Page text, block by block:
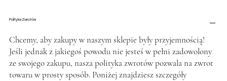
Polityka Zwrotów
Chcemy, aby zakupy w naszym sklepie były przyjemnością!
Jeśli jednak z jakiegoś powodu nie jesteś w pełni zadowolony
ze swojego zakupu, nasza polityka zwrotów pozwala na zwrot
towaru w prosty sposób. Poniżej znajdziesz szczegóły